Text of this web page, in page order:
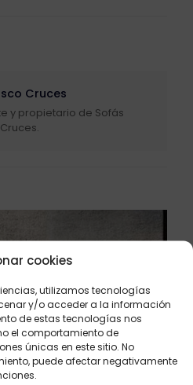
cookies
utilizamos tecnologías
y/o acceder a la información
de estas tecnologías nos
el comportamiento de
únicas en este sitio. No
puede afectar negativamente
Cruces
y propietario de Sofás